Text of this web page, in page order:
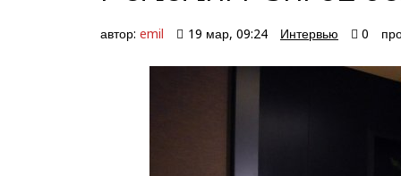
автор: emil 19 мар, 09:24 Интервью 0